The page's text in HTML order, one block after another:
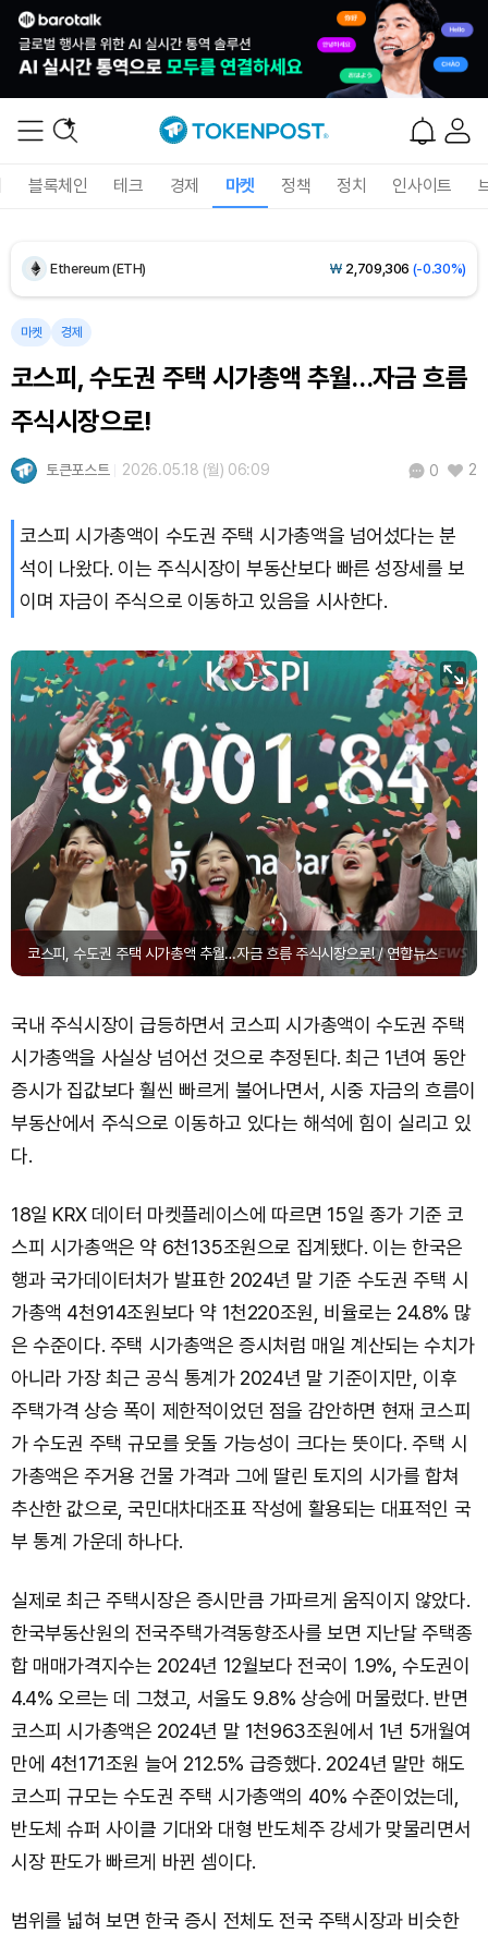
블록체인 테크 경제 마켓 정책 정치 인사이트
Ethereum (ETH) ₩ 2,709,306 (-0.30%)
Tether USDt (USDT)
BNB (BNB) ₩ 844,946(-0.32%)
USDC (USDC)
Solana (SOL) ₩103,482(-1.85%)
TRON (TRX) ₩465.6
Hyperliquid (HYPE) ₩79,372(-1.91%)
Dogecoin (DOGE) ₩98.71(-0.95%)
Bitcoin (BTC) ₩91,622,403(-0.39%)
마켓 경제
코스피, 수도권 주택 시가총액 추월…자금 흐름
주식시장으로!
토큰포스트 2026.05.18 (월) 06:09 0 2
코스피 시가총액이 수도권 주택 시가총액을 넘어섰다는 분
석이 나왔다. 이는 주식시장이 부동산보다 빠른 성장세를 보
이며 자금이 주식으로 이동하고 있음을 시사한다.
코스피, 수도권 주택 시가총액 추월…자금 흐름 주식시장으로! / 연합뉴스
국내 주식시장이 급등하면서 코스피 시가총액이 수도권 주택
시가총액을 사실상 넘어선 것으로 추정된다. 최근 1년여 동안
증시가 집값보다 훨씬 빠르게 불어나면서, 시중 자금의 흐름이
부동산에서 주식으로 이동하고 있다는 해석에 힘이 실리고 있
다.
18일 KRX 데이터 마켓플레이스에 따르면 15일 종가 기준 코
스피 시가총액은 약 6천135조원으로 집계됐다. 이는 한국은
행과 국가데이터처가 발표한 2024년 말 기준 수도권 주택 시
가총액 4천914조원보다 약 1천220조원, 비율로는 24.8% 많
은 수준이다. 주택 시가총액은 증시처럼 매일 계산되는 수치가
아니라 가장 최근 공식 통계가 2024년 말 기준이지만, 이후
주택가격 상승 폭이 제한적이었던 점을 감안하면 현재 코스피
가 수도권 주택 규모를 웃돌 가능성이 크다는 뜻이다. 주택 시
가총액은 주거용 건물 가격과 그에 딸린 토지의 시가를 합쳐
추산한 값으로, 국민대차대조표 작성에 활용되는 대표적인 국
부 통계 가운데 하나다.
실제로 최근 주택시장은 증시만큼 가파르게 움직이지 않았다.
한국부동산원의 전국주택가격동향조사를 보면 지난달 주택종
합 매매가격지수는 2024년 12월보다 전국이 1.9%, 수도권이
4.4% 오르는 데 그쳤고, 서울도 9.8% 상승에 머물렀다. 반면
코스피 시가총액은 2024년 말 1천963조원에서 1년 5개월여
만에 4천171조원 늘어 212.5% 급증했다. 2024년 말만 해도
코스피 규모는 수도권 주택 시가총액의 40% 수준이었는데,
반도체 슈퍼 사이클 기대와 대형 반도체주 강세가 맞물리면서
시장 판도가 빠르게 바뀐 셈이다.
범위를 넓혀 보면 한국 증시 전체도 전국 주택시장과 비슷한